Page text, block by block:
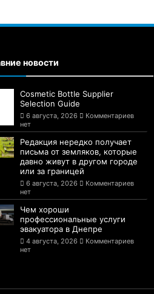
новости
Cosmetic Bottle Supplier
Selection Guide
6 августа, 2026
Комментариев
нет
Редакция нередко получает
письма от земляков, которые
давно живут в другом городе
или за границей
6 августа, 2026
Комментариев
нет
Чем хороши
профессиональные услуги
эвакуатора в Днепре
4 августа, 2026
Комментариев
нет